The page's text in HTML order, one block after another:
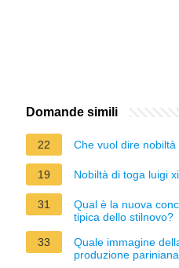
Domande simili
22 Che vuol dire nobiltà
19 Nobiltà di toga luigi
31
Qual è la nuova
tipica dello stilnovo?
33
Quale immagine
produzione